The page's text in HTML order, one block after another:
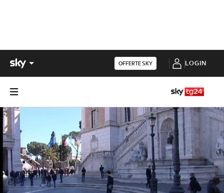
OFFERTE SKY LOGIN